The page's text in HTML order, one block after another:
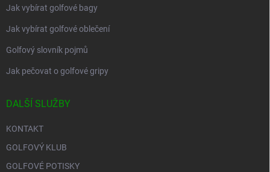
Jak vybírat golfové bagy
Jak vybírat golfové oblečení
Golfový slovník pojmů
Jak pečovat o golfové gripy
DALŠÍ SLUŽBY
KONTAKT
GOLFOVÝ KLUB
GOLFOVÉ POTISKY